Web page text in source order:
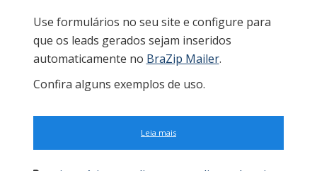
Use formulários no seu site e configure para
que os leads gerados sejam inseridos
automaticamente no BraZip Mailer.
Confira alguns exemplos de uso.
Leia mais